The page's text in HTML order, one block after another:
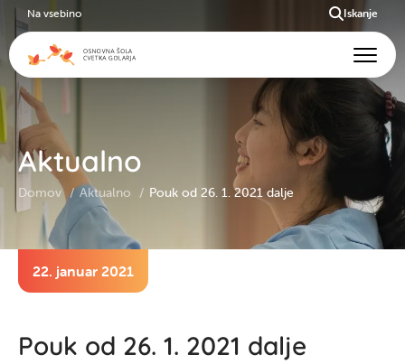
Aktualno
Domov Aktualno Pouk od 26. 1. 2021 dalje
22. januar 2021
Pouk od 26. 1. 2021 dalje
Na vsebino Iskanje